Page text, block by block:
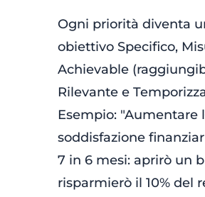
Ogni priorità diventa
obiettivo Specifico,
Achievable
Rilevante e
Esempio: "Aumentare
soddisfazione
7 in 6 mesi: aprirò un
risparmierò il 10% del